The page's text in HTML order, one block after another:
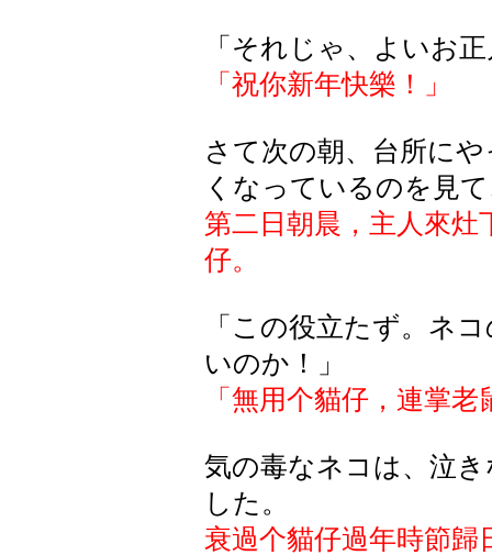
「それじゃ、よいお
「祝你新年快樂！」
さて次の朝、台所に
くなっているのを見
第二日朝晨，主人來灶
仔。
「この役立たず。ネ
いのか！」
「無用个貓仔，連掌
気の毒なネコは、泣
した。
衰過个貓仔過年時節歸